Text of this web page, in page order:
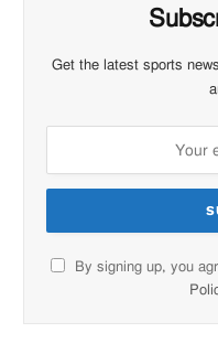
Get the latest sports
By signing up, you